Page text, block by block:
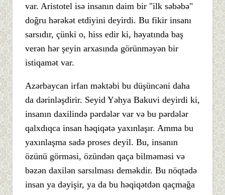
var. Aristotel isə insanın daim bir "ilk səbəbə"
doğru hərəkət etdiyini deyirdi. Bu fikir insanı
sarsıdır, çünki o, hiss edir ki, həyatında baş
verən hər şeyin arxasında görünməyən bir
istiqamət var.
Azərbaycan irfan məktəbi bu düşüncəni daha
da dərinləşdirir. Seyid Yəhya Bakuvi deyirdi ki,
insanın daxilində pərdələr var və bu pərdələr
qalxdıqca insan həqiqətə yaxınlaşır. Amma bu
yaxınlaşma sadə proses deyil. Bu, insanın
özünü görməsi, özündən qaça bilməməsi və
bəzən daxilən sarsılması deməkdir. Bu nöqtədə
insan ya dəyişir, ya da bu həqiqətdən qaçmağa